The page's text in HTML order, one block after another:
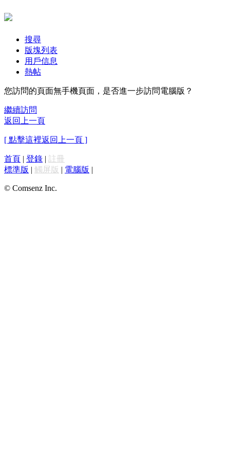
搜尋
版塊列表
用戶信息
熱帖
您訪問的頁面無手機頁面，是否進一步訪問電腦版？
繼續訪問
返回上一頁
[ 點擊這裡返回上一頁 ]
首頁 | 登錄 | 註冊
標準版 | 觸屏版 | 電腦版 |
© Comsenz Inc.